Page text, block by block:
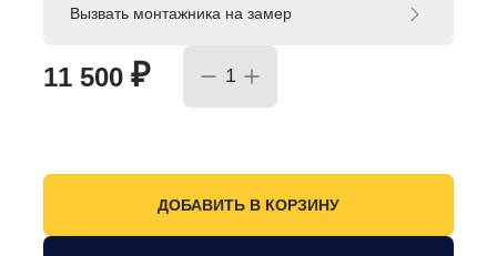
11 500 ₽
Вызвать монтажника на замер